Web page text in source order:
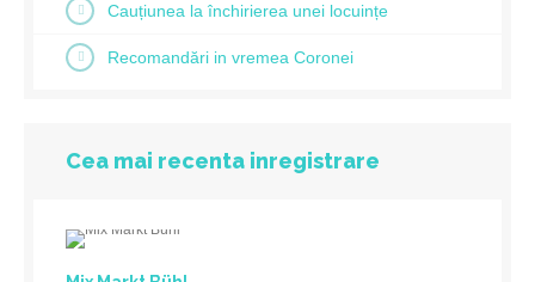
Cauțiunea la închirierea unei locuințe
Recomandări in vremea Coronei
Cea mai recenta inregistrare